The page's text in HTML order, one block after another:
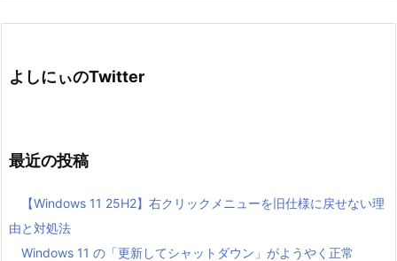
よしにぃのTwitter
最近の投稿
【Windows 11 25H2】右クリックメニューを旧仕様に戻せない理
由と対処法
Windows 11 の「更新してシャットダウン」がようやく正常